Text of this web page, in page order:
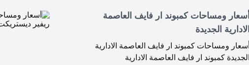
أسعار ومساحات كمبوند ار فايف العاصمة
الادارية الجديدة
أسعار ومساحات كمبوند ار فايف العاصمة الادارية
الجديدة كمبوند ار فايف العاصمة الادارية